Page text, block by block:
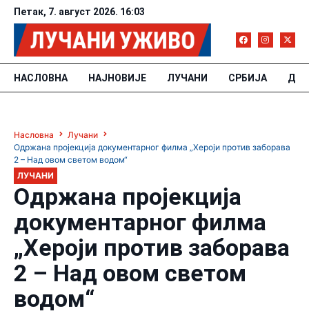
Петак, 7. август 2026. 16:03
НАСЛОВНА НАЈНОВИЈЕ ЛУЧАНИ СРБИЈА
Насловна
Лучани
Одржана пројекција документарног филма „Хероји против заборава
2 – Над овом светом водом“
ЛУЧАНИ
Одржана пројекција
документарног филма
„Хероји против заборава
2 – Над овом светом
водом“